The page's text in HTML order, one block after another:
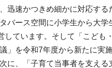
迅速かつきめ細かに対応す
バース空間に小学生から大
しています。そして「こど
」を令和7年度から新たに
に、「子育て当事者を支え